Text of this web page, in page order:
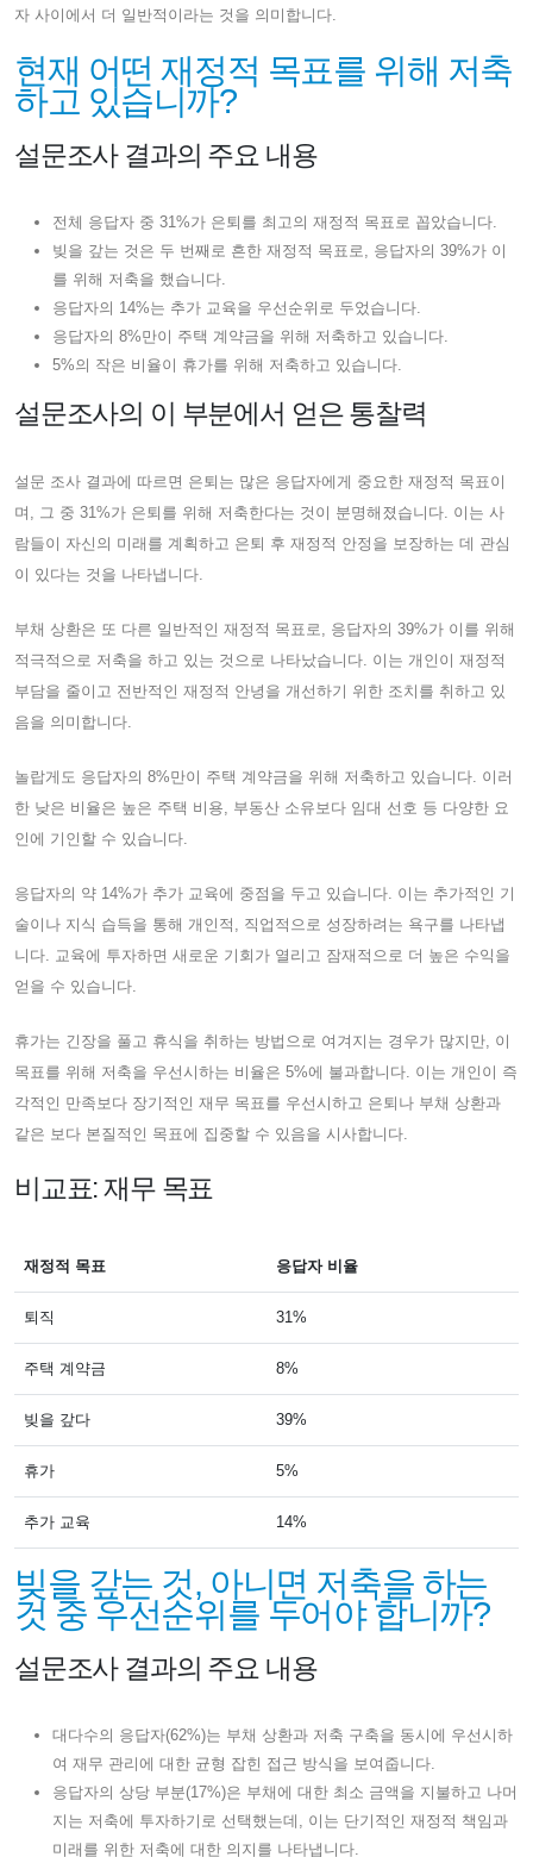
자 사이에서 더 일반적이라는 것을 의미합니다.
현재 어떤 재정적 목표를 위해 저축
하고 있습니까?
설문조사 결과의 주요 내용
전체 응답자 중 31%가 은퇴를 최고의 재정적 목표로 꼽았습니다.
빚을 갚는 것은 두 번째로 흔한 재정적 목표로, 응답자의 39%가 이
를 위해 저축을 했습니다.
응답자의 14%는 추가 교육을 우선순위로 두었습니다.
응답자의 8%만이 주택 계약금을 위해 저축하고 있습니다.
5%의 작은 비율이 휴가를 위해 저축하고 있습니다.
설문조사의 이 부분에서 얻은 통찰력
설문 조사 결과에 따르면 은퇴는 많은 응답자에게 중요한 재정적 목표이
며, 그 중 31%가 은퇴를 위해 저축한다는 것이 분명해졌습니다. 이는 사
람들이 자신의 미래를 계획하고 은퇴 후 재정적 안정을 보장하는 데 관심
이 있다는 것을 나타냅니다.
부채 상환은 또 다른 일반적인 재정적 목표로, 응답자의 39%가 이를 위해
적극적으로 저축을 하고 있는 것으로 나타났습니다. 이는 개인이 재정적
부담을 줄이고 전반적인 재정적 안녕을 개선하기 위한 조치를 취하고 있
음을 의미합니다.
놀랍게도 응답자의 8%만이 주택 계약금을 위해 저축하고 있습니다. 이러
한 낮은 비율은 높은 주택 비용, 부동산 소유보다 임대 선호 등 다양한 요
인에 기인할 수 있습니다.
응답자의 약 14%가 추가 교육에 중점을 두고 있습니다. 이는 추가적인 기
술이나 지식 습득을 통해 개인적, 직업적으로 성장하려는 욕구를 나타냅
니다. 교육에 투자하면 새로운 기회가 열리고 잠재적으로 더 높은 수익을
얻을 수 있습니다.
휴가는 긴장을 풀고 휴식을 취하는 방법으로 여겨지는 경우가 많지만, 이
목표를 위해 저축을 우선시하는 비율은 5%에 불과합니다. 이는 개인이 즉
각적인 만족보다 장기적인 재무 목표를 우선시하고 은퇴나 부채 상환과
같은 보다 본질적인 목표에 집중할 수 있음을 시사합니다.
비교표: 재무 목표
재정적 목표 응답자 비율
퇴직 31%
주택 계약금 8%
빚을 갚다 39%
휴가 5%
추가 교육 14%
빚을 갚는 것, 아니면 저축을 하는
것 중 우선순위를 두어야 합니까?
설문조사 결과의 주요 내용
대다수의 응답자(62%)는 부채 상환과 저축 구축을 동시에 우선시하
여 재무 관리에 대한 균형 잡힌 접근 방식을 보여줍니다.
응답자의 상당 부분(17%)은 부채에 대한 최소 금액을 지불하고 나머
지는 저축에 투자하기로 선택했는데, 이는 단기적인 재정적 책임과
미래를 위한 저축에 대한 의지를 나타냅니다.